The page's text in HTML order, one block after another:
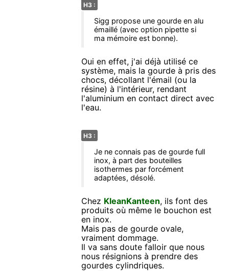
H3 :
Sigg propose une gourde en alu
émaillé (avec option pipette si
ma mémoire est bonne).
Oui en effet, j'ai déjà utilisé ce
système, mais la gourde à pris des
chocs, décollant l'émail (ou la
résine) à l'intérieur, rendant
l'aluminium en contact direct avec
l'eau.
H3 :
Je ne connais pas de gourde full
inox, à part des bouteilles
isothermes par forcément
adaptées, désolé.
Chez KleanKanteen, ils font des
produits où même le bouchon est
en inox.
Mais pas de gourde ovale,
vraiment dommage.
Il va sans doute falloir que nous
nous résignions à prendre des
gourdes cylindriques.